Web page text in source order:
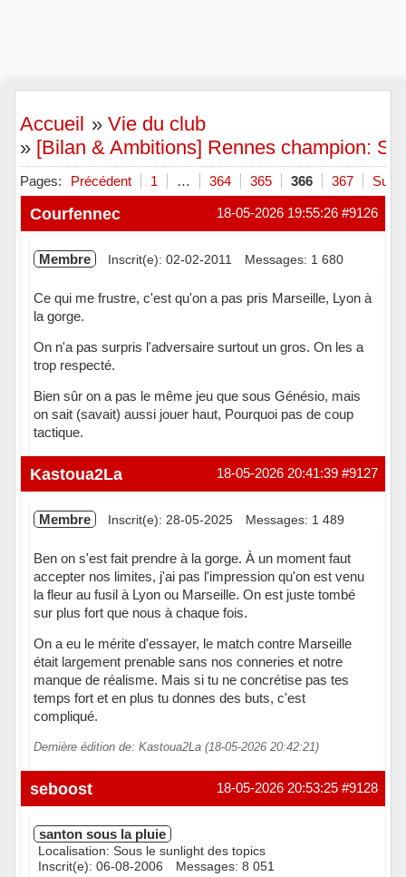
Accueil »Vie du club
» [Bilan & Ambitions] Rennes champion:
Pages: Précédent 1 … 364 365 366 367
#9126
18-05-2026 19:55:26
Courfennec
Membre Inscrit(e): 02-02-2011 Messages: 1 680
Ce qui me frustre, c'est qu'on a pas pris Marseille, Lyon à
la gorge.
On n'a pas surpris l'adversaire surtout un gros. On les a
trop respecté.
Bien sûr on a pas le même jeu que sous Génésio, mais
on sait (savait) aussi jouer haut, Pourquoi pas de coup
tactique.
En ligne #9127
18-05-2026 20:41:39
Kastoua2La
Membre Inscrit(e): 28-05-2025 Messages: 1 489
Ben on s'est fait prendre à la gorge. À un moment faut
accepter nos limites, j'ai pas l'impression qu'on est venu
la fleur au fusil à Lyon ou Marseille. On est juste tombé
sur plus fort que nous à chaque fois.
On a eu le mérite d'essayer, le match contre Marseille
était largement prenable sans nos conneries et notre
manque de réalisme. Mais si tu ne concrétise pas tes
temps fort et en plus tu donnes des buts, c'est
compliqué.
Dernière édition de: Kastoua2La (18-05-2026 20:42:21)
Hors ligne #9128
18-05-2026 20:53:25
seboost
santon sous la pluie
Localisation: Sous le sunlight des topics
Inscrit(e): 06-08-2006
Messages: 8 051